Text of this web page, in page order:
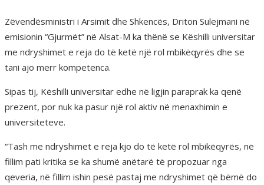
Zëvendësministri i Arsimit dhe Shkencës, Driton Sulejmani në
emisionin “Gjurmët” në Alsat-M ka thënë se Këshilli universitar
me ndryshimet e reja do të ketë një rol mbikëqyrës dhe se
tani ajo merr kompetenca.
Sipas tij, Këshilli universitar edhe në ligjin paraprak ka qenë
prezent, por nuk ka pasur një rol aktiv në menaxhimin e
universiteteve.
“Tash me ndryshimet e reja kjo do të ketë rol mbikëqyrës, në
fillim pati kritika se ka shumë anëtarë të propozuar nga
qeveria, në fillim ishin pesë pastaj me ndryshimet që bëmë do